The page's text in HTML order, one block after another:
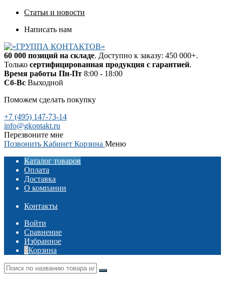
Статьи и новости
Написать нам
60 000 позиций на складе. Доступно к заказу: 450 000+.
Только сертифицированная продукция с гарантией.
Время работы Пн-Пт 8:00 - 18:00
Сб-Вс Выходной
Поможем сделать покупку
+7 (495) 147-73-14
info@gkontakt.ru
Перезвоните мне
Позвонить Кабинет Корзина Меню
Каталог товаров
Оплата
Доставка
О компании
Контакты
Войти
Сравнение
Избранное
Корзина